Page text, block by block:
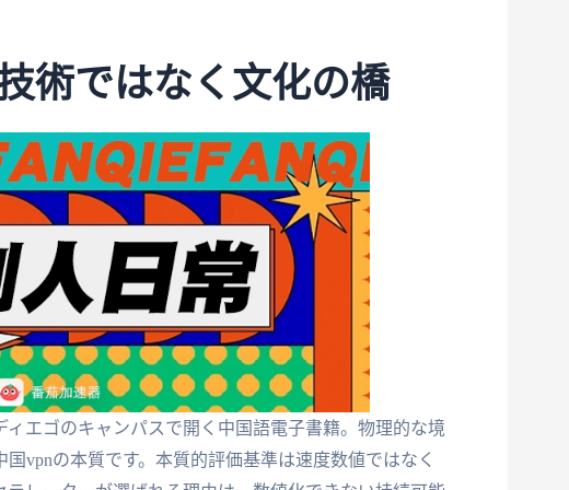
術ではなく文化の橋
エゴのキャンパスで開く中国語電子書籍。物理的な境
vpnの本質です。本質的評価基準は速度数値ではなく